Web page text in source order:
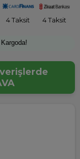
4 Taksit 4 Taksit
Kargoda!